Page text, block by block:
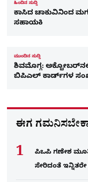
ಹಿಂದಿನ ಸುದ್ದಿ
ಕಾಸಿದ ಚಾಕುವಿನಿಂದ
ಸಹಾಯಕಿ
ಮುಂದಿನ ಸುದ್ದಿ
ಶಿವಮೊಗ್ಗ:
ಬಿಪಿಎಲ್​ ಕಾರ್ಡ್​ಗಳ ಸಂಖ್ಯೆ
ಈಗ
ಪಿಒಪಿ ಗಣೇಶ
ಸೇರಿದಂತೆ